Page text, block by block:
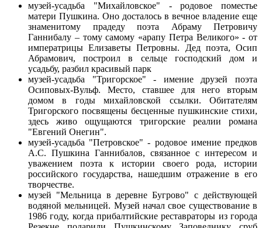
музей-усадьба "Михайловское" - родовое поместье
матери Пушкина. Оно досталось в вечное владение еще
знаменитому прадеду поэта Абраму Петровичу
Ганнибалу – тому самому «арапу Петра Великого» - от
императрицы Елизаветы Петровны. Дед поэта, Осип
Абрамович, построил в сельце господский дом и
усадьбу, разбил красивый парк
музей-усадьба "Тригорское" - имение друзей поэта
Осиповых-Вульф. Место, ставшее для него вторым
домом в годы михайловской ссылки. Обитателям
Тригорского посвящены бесценные пушкинские стихи,
здесь живо ощущаются тригорскиереалии романа
"Евгений Онегин".
музей-усадьба "Петровское" - родовое имение предков
А.С. Пушкина Ганнибалов, связанное с интересом и
уважением поэта к истории своего рода, истории
российского государства, нашедшим отражение в его
творчестве.
музей "Мельница в деревнеБугрово" с действующей
водяной мельницей. Музей начал свое существование в
1986 году, когда прибалтийские реставраторы из города